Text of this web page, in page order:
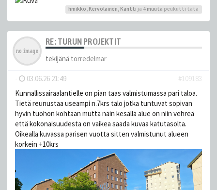
hmikko, Kervolainen, Kantti ja 4 muuta peukutti tätä
RE: TURUN PROJEKTIT
tekijänä torredelmar
- 03.06.26 21:49
#109183
Kunnallissairaalantielle on pian taas valmistumassa pari taloa.
Tietä reunustaa useampi n.7krs talo jotka tuntuvat sopivan
hyvin tuohon kohtaan mutta näin kesällä alue on niin vehreä
että kokonaisuudesta on vaikea saada kuvaa katutasolta.
Oikealla kuvassa parisen vuotta sitten valmistunut alueen
korkein +10krs